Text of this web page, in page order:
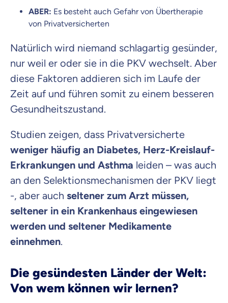
ABER: Es besteht auch Gefahr von Übertherapie
von Privatversicherten
Natürlich wird niemand schlagartig gesünder,
nur weil er oder sie in die PKV wechselt. Aber
diese Faktoren addieren sich im Laufe der
Zeit auf und führen somit zu einem besseren
Gesundheitszustand.
Studien zeigen, dass Privatversicherte
weniger häufig an Diabetes, Herz-Kreislauf-
Erkrankungen und Asthma leiden – was auch
an den Selektionsmechanismen der PKV liegt
-, aber auch seltener zum Arzt müssen,
seltener in ein Krankenhaus eingewiesen
werden und seltener Medikamente
einnehmen.
Die gesündesten Länder der Welt:
Von wem können wir lernen?